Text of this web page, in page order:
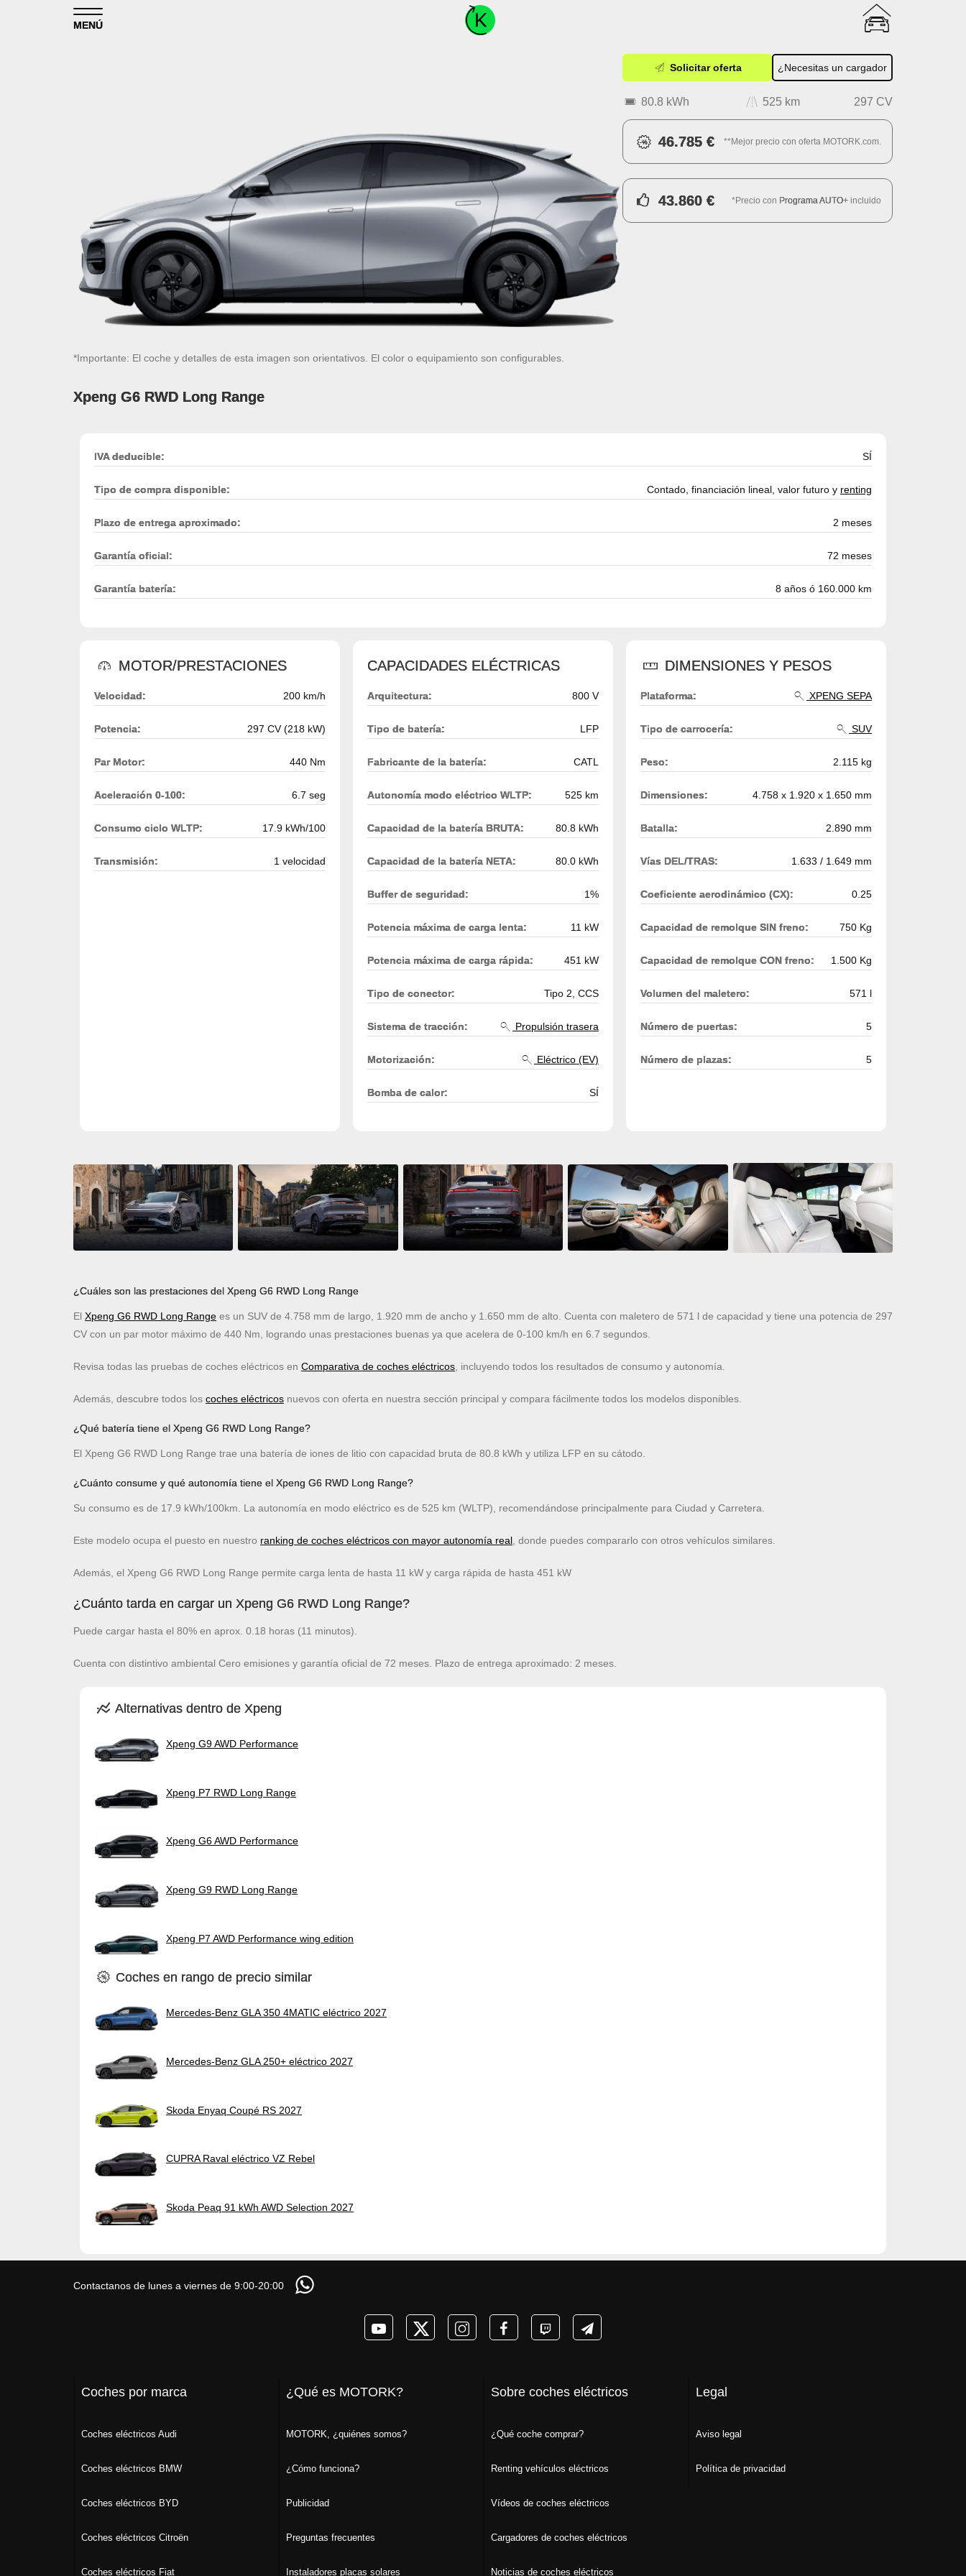
MENÚ
Solicitar oferta ¿Necesitas un cargador
80.8 kWh 525 km 297 CV
46.785 € **Mejor precio con oferta MOTORK.com.
43.860 € *Precio con Programa AUTO+ incluido
*Importante: El coche y detalles de esta imagen son orientativos. El color o equipamiento son configurables.
Xpeng G6 RWD Long Range
IVA deducible: SÍ
Tipo de compra disponible: Contado, financiación lineal, valor futuro y renting
Plazo de entrega aproximado: 2 meses
Garantía oficial: 72 meses
Garantía batería: 8 años ó 160.000 km
MOTOR/PRESTACIONES
Velocidad: 200 km/h
Potencia: 297 CV (218 kW)
Par Motor: 440 Nm
Aceleración 0-100: 6.7 seg
Consumo ciclo WLTP: 17.9 kWh/100
Transmisión: 1 velocidad
CAPACIDADES ELÉCTRICAS
Arquitectura: 800 V
Tipo de batería: LFP
Fabricante de la batería: CATL
Autonomía modo eléctrico WLTP: 525 km
Capacidad de la batería BRUTA: 80.8 kWh
Capacidad de la batería NETA: 80.0 kWh
Buffer de seguridad: 1%
Potencia máxima de carga lenta: 11 kW
Potencia máxima de carga rápida: 451 kW
Tipo de conector: Tipo 2, CCS
Sistema de tracción: Propulsión trasera
Motorización: Eléctrico (EV)
Bomba de calor: SÍ
DIMENSIONES Y PESOS
Plataforma: XPENG SEPA
Tipo de carrocería: SUV
Peso: 2.115 kg
Dimensiones: 4.758 x 1.920 x 1.650 mm
Batalla: 2.890 mm
Vías DEL/TRAS: 1.633 / 1.649 mm
Coeficiente aerodinámico (CX): 0.25
Capacidad de remolque SIN freno: 750 Kg
Capacidad de remolque CON freno: 1.500 Kg
Volumen del maletero: 571 l
Número de puertas: 5
Número de plazas: 5
¿Cuáles son las prestaciones del Xpeng G6 RWD Long Range
El Xpeng G6 RWD Long Range es un SUV de 4.758 mm de largo, 1.920 mm de ancho y 1.650 mm de alto. Cuenta con maletero de 571 l de capacidad y tiene una potencia de 297
CV con un par motor máximo de 440 Nm, logrando unas prestaciones buenas ya que acelera de 0-100 km/h en 6.7 segundos.
Revisa todas las pruebas de coches eléctricos en Comparativa de coches eléctricos , incluyendo todos los resultados de consumo y autonomía.
Además, descubre todos los coches eléctricos nuevos con oferta en nuestra sección principal y compara fácilmente todos los modelos disponibles.
¿Qué batería tiene el Xpeng G6 RWD Long Range?
El Xpeng G6 RWD Long Range trae una batería de iones de litio con capacidad bruta de 80.8 kWh y utiliza LFP en su cátodo.
¿Cuánto consume y qué autonomía tiene el Xpeng G6 RWD Long Range?
Su consumo es de 17.9 kWh/100km. La autonomía en modo eléctrico es de 525 km (WLTP), recomendándose principalmente para Ciudad y Carretera.
Este modelo ocupa el puesto en nuestro ranking de coches eléctricos con mayor autonomía real , donde puedes compararlo con otros vehículos similares.
Además, el Xpeng G6 RWD Long Range permite carga lenta de hasta 11 kW y carga rápida de hasta 451 kW
¿Cuánto tarda en cargar un Xpeng G6 RWD Long Range?
Puede cargar hasta el 80% en aprox. 0.18 horas (11 minutos).
Cuenta con distintivo ambiental Cero emisiones y garantía oficial de 72 meses. Plazo de entrega aproximado: 2 meses.
Alternativas dentro de Xpeng
Xpeng G9 AWD Performance
Xpeng P7 RWD Long Range
Xpeng G6 AWD Performance
Xpeng G9 RWD Long Range
Xpeng P7 AWD Performance wing edition
Coches en rango de precio similar
Mercedes-Benz GLA 350 4MATIC eléctrico 2027
Mercedes-Benz GLA 250+ eléctrico 2027
Skoda Enyaq Coupé RS 2027
CUPRA Raval eléctrico VZ Rebel
Skoda Peaq 91 kWh AWD Selection 2027
Contactanos de lunes a viernes de 9:00-20:00
Coches por marca
Coches eléctricos Audi
Coches eléctricos BMW
Coches eléctricos BYD
Coches eléctricos Citroën
Coches eléctricos Fiat
¿Qué es MOTORK?
MOTORK, ¿quiénes somos?
¿Cómo funciona?
Publicidad
Preguntas frecuentes
Instaladores placas solares
Sobre coches eléctricos
¿Qué coche comprar?
Renting vehículos eléctricos
Vídeos de coches eléctricos
Cargadores de coches eléctricos
Noticias de coches eléctricos
Legal
Aviso legal
Política de privacidad